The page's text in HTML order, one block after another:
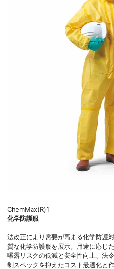
ChemMax(R)1
化学防護服
法改正により需要が高まる化学防護
質な化学防護服を展示。用途に応じ
曝露リスクの低減と安全性向上、法
剰スペックを抑えたコスト最適化と